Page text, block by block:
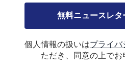
個人情報の扱いはプライバ
ただき、同意の上でお